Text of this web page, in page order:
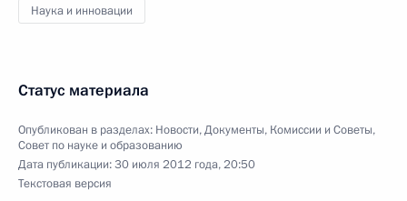
Наука и инновации
Статус материала
Опубликован в разделах: Новости,Документы, Комиссии и Советы,
Совет по науке и образованию
Дата публикации:30 июля 2012 года, 20:50
Текстовая версия